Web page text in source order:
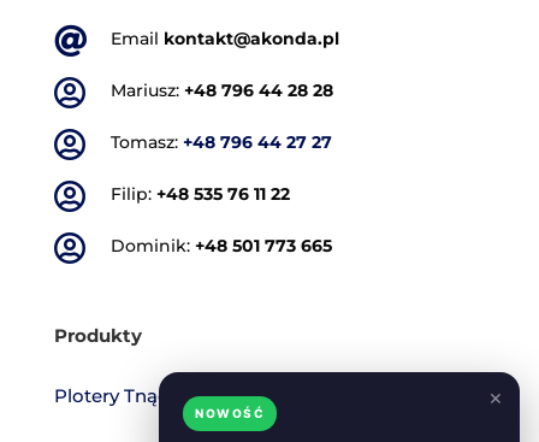
 Email kontakt@akonda.pl
 Mariusz: +48 796 44 28 28
 Tomasz: +48 796 44 27 27
 Filip: +48 535 76 11 22
 Dominik: +48 501 773 665
Produkty
Plotery Tnące ×
NOWOŚĆ